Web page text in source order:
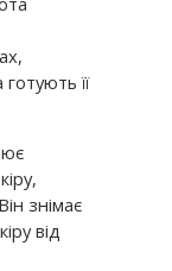
її
знімає
від